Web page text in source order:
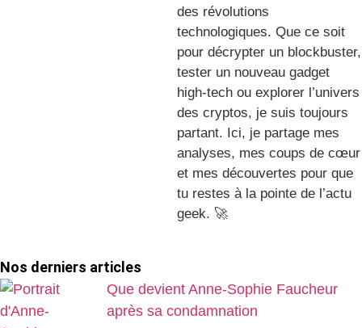
des révolutions
technologiques. Que ce soit
pour décrypter un blockbuster,
tester un nouveau gadget
high-tech ou explorer l’univers
des cryptos, je suis toujours
partant. Ici, je partage mes
analyses, mes coups de cœur
et mes découvertes pour que
tu restes à la pointe de l’actu
geek. 🚀
Nos derniers articles
Que devient Anne-Sophie Faucheur
après sa condamnation